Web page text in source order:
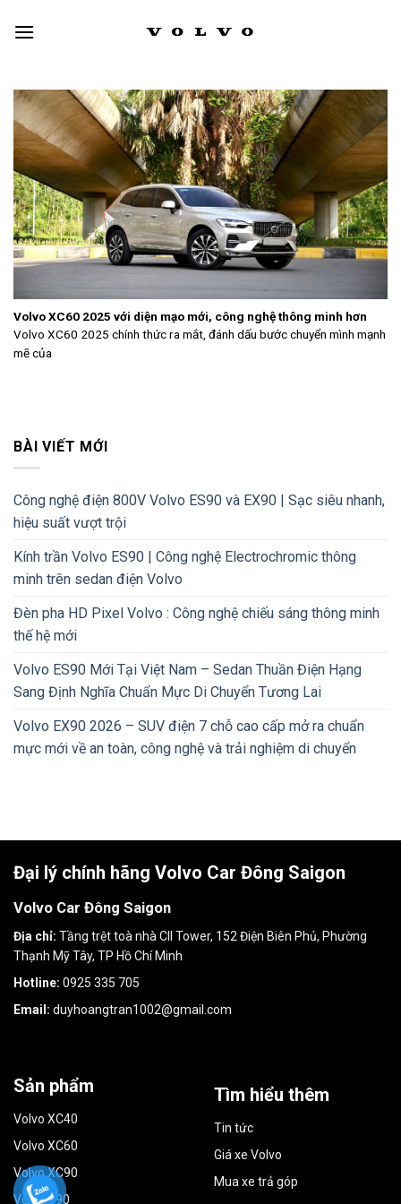
Volvo XC60 2025 với diện mạo mới, công nghệ thông minh hơn
Volvo XC60 2025 chính thức ra mắt, đánh dấu bước chuyển mình mạnh
mẽ của
BÀI VIẾT MỚI
Công nghệ điện 800V Volvo ES90 và EX90 | Sạc siêu nhanh,
hiệu suất vượt trội
Kính trần Volvo ES90 | Công nghệ Electrochromic thông
minh trên sedan điện Volvo
Đèn pha HD Pixel Volvo : Công nghệ chiếu sáng thông minh
thế hệ mới
Volvo ES90 Mới Tại Việt Nam – Sedan Thuần Điện Hạng
Sang Định Nghĩa Chuẩn Mực Di Chuyển Tương Lai
Volvo EX90 2026 – SUV điện 7 chỗ cao cấp mở ra chuẩn
mực mới về an toàn, công nghệ và trải nghiệm di chuyển
Đại lý chính hãng Volvo Car Đông Saigon
Volvo Car Đông Saigon
Địa chỉ: Tầng trệt toà nhà CII Tower, 152 Điện Biên Phủ, Phường
Thạnh Mỹ Tây, TP Hồ Chí Minh
Hotline: 0925 335 705
Email: duyhoangtran1002@gmail.com
Sản phẩm
Volvo XC40
Volvo XC60
Volvo XC90
Volvo S90
Tìm hiểu thêm
Tin tức
Giá xe Volvo
Mua xe trả góp